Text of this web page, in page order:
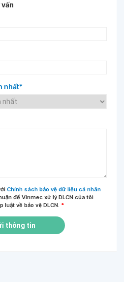
nhất*
Chính sách bảo vệ dữ liệu cá nhân
để Vinmec xử lý DLCN của tôi
luật về bảo vệ DLCN. *
thông tin